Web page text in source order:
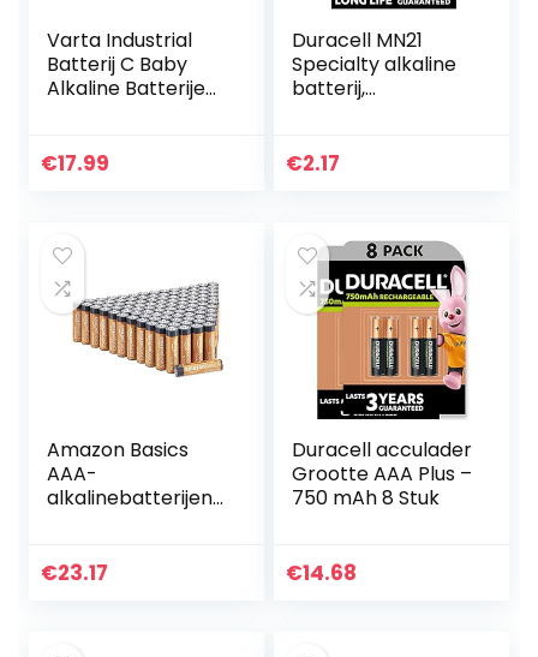
Varta Industrial
Batterij C Baby
Alkaline Batterijen
Blauw
€17.99
Duracell MN21
Specialty alkaline
batterij,
€2.17
Amazon Basics
AAA-
alkalinebatterijen
stuks)
€23.17
Duracell acculader
Grootte AAA Plus –
750 mAh 8 Stuk
€14.68